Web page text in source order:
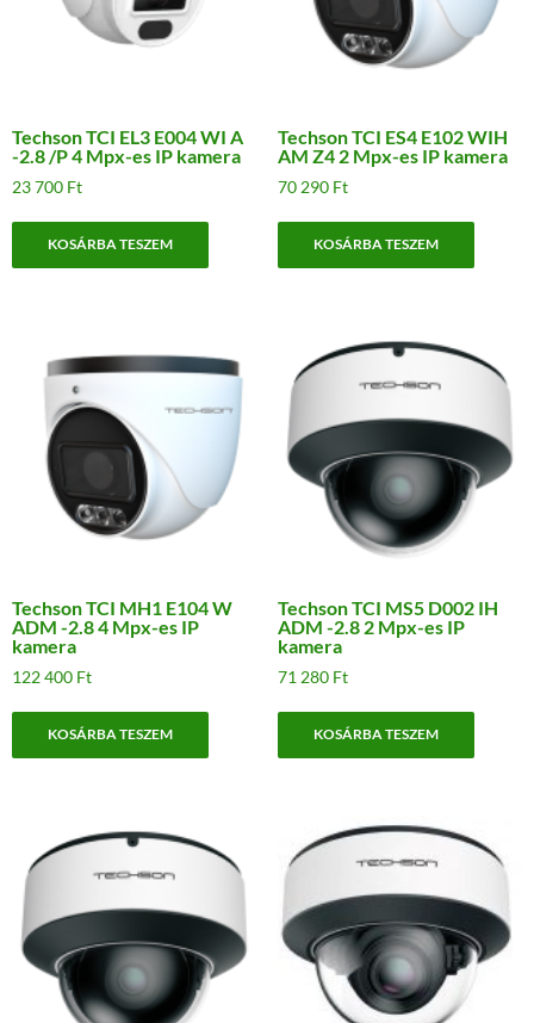
Techson TCI EL3 E004 WI A
-2.8 /P 4 Mpx-es IP kamera
23 700 Ft
KOSÁRBA TESZEM
Techson TCI ES4 E102 WIH
AM Z4 2 Mpx-es IP kamera
70 290 Ft
KOSÁRBA TESZEM
Techson TCI MH1 E104 W
ADM -2.8 4 Mpx-es IP
kamera
122 400 Ft
KOSÁRBA TESZEM
Techson TCI MS5 D002 IH
ADM -2.8 2 Mpx-es IP
kamera
71 280 Ft
KOSÁRBA TESZEM